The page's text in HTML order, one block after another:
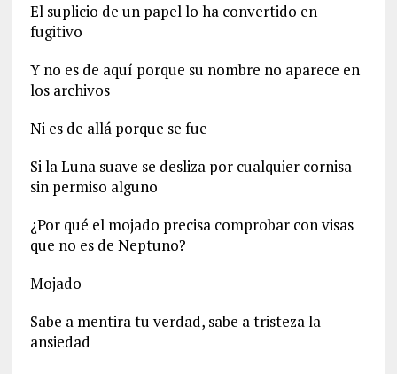
El suplicio de un papel lo ha convertido en
fugitivo
Y no es de aquí porque su nombre no aparece en
los archivos
Ni es de allá porque se fue
Si la Luna suave se desliza por cualquier cornisa
sin permiso alguno
¿Por qué el mojado precisa comprobar con visas
que no es de Neptuno?
Mojado
Sabe a mentira tu verdad, sabe a tristeza la
ansiedad